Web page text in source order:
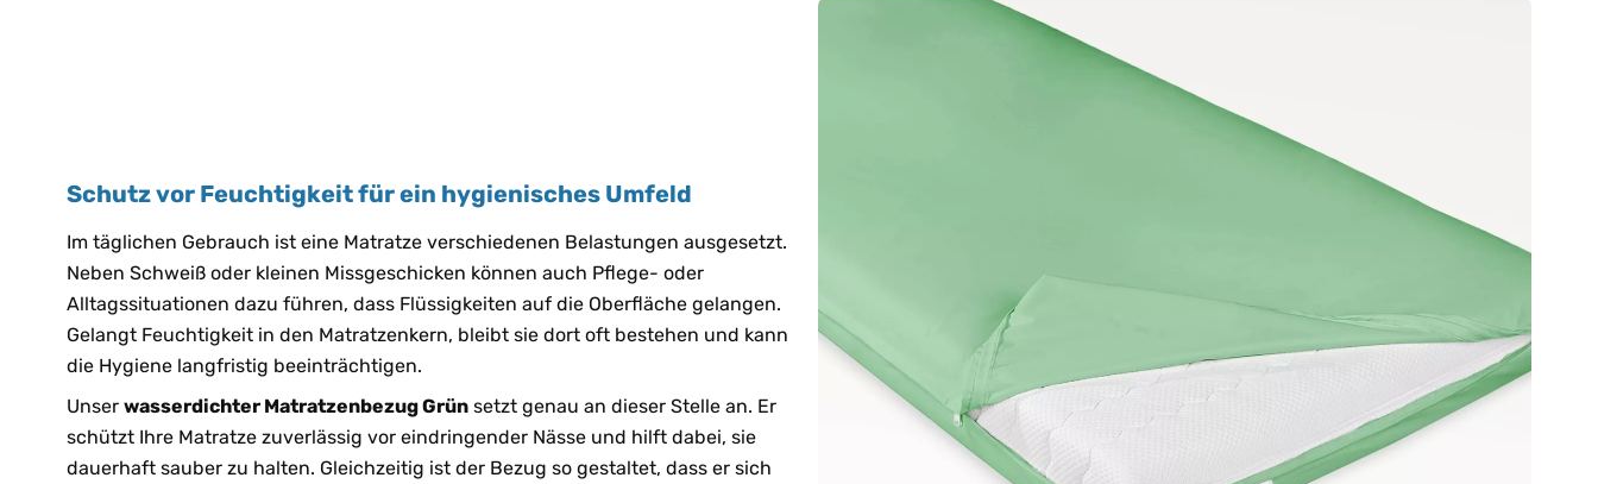
Schutz vor Feuchtigkeit für ein hygienisches Umfeld
Im täglichen Gebrauch ist eine Matratze verschiedenen Belastungen ausgesetzt.
Neben Schweiß oder kleinen Missgeschicken können auch Pflege- oder
Alltagssituationen dazu führen, dass Flüssigkeiten auf die Oberfläche gelangen.
Gelangt Feuchtigkeit in den Matratzenkern, bleibt sie dort oft bestehen und kann
die Hygiene langfristig beeinträchtigen.
Unser wasserdichter Matratzenbezug Grün setzt genau an dieser Stelle an. Er
schützt Ihre Matratze zuverlässig vor eindringender Nässe und hilft dabei, sie
dauerhaft sauber zu halten. Gleichzeitig ist der Bezug so gestaltet, dass er sich